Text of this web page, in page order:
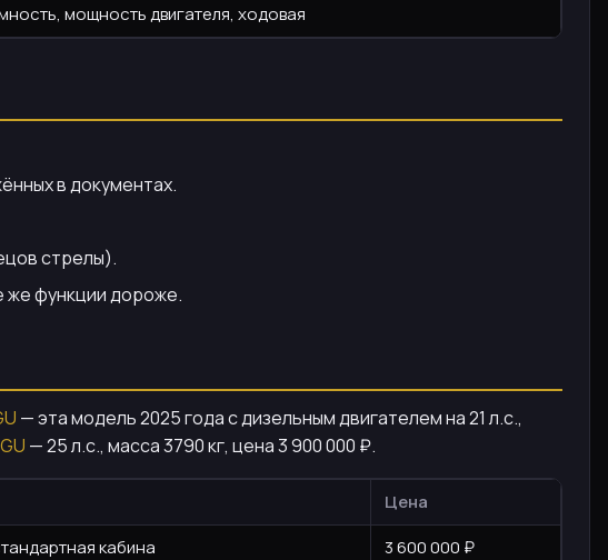
мощность двигателя, ходовая
в документах.
стрелы).
же функции дороже.
— эта модель 2025 года с дизельным двигателем на 21 л.с.,
— 25 л.с., масса 3790 кг, цена 3 900 000 ₽.
Цена
кабина
3 600 000 ₽